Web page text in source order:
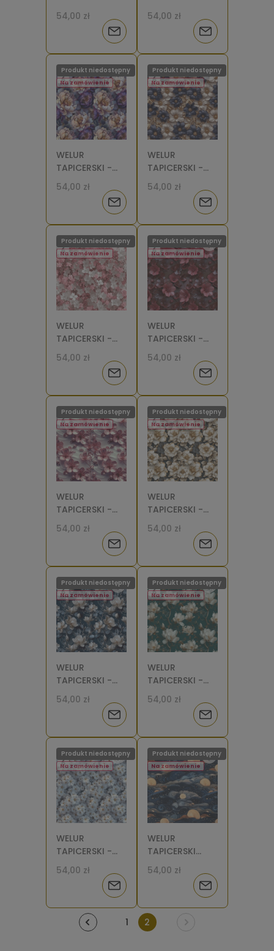
Narcyzy
papierowe [6]
54,00 zł
Powiadom
o
dostępności
Narcyzy [6]
54,00 zł
Powiadom
o
dostępności
WELUR
TAPICERSKI -
Malowane
piwonie
fioletowe [6-8]
54,00 zł
Na zamówienie
Produkt niedostępny
Powiadom
o
dostępności
WELUR
TAPICERSKI -
Lukrowe kwiatki
[6]
54,00 zł
Na zamówienie
Produkt niedostępny
Powiadom
o
dostępności
WELUR
TAPICERSKI -
Kwitnące wiśnie
[6]
54,00 zł
Na zamówienie
Produkt niedostępny
Powiadom
o
dostępności
WELUR
TAPICERSKI -
Kwiaty wiśni 3D
2 [6]
54,00 zł
Na zamówienie
Produkt niedostępny
Powiadom
o
dostępności
WELUR
TAPICERSKI -
Kwiaty wiśni 3D
[6]
54,00 zł
Na zamówienie
Produkt niedostępny
Powiadom
o
dostępności
WELUR
TAPICERSKI -
Kwiaty 3D
beżowo złote
54,00 zł
Na zamówienie
Produkt niedostępny
Powiadom
o
dostępności
WELUR
TAPICERSKI -
Kwiat magnolii
3D [6]
54,00 zł
Na zamówienie
Produkt niedostępny
Powiadom
o
dostępności
WELUR
TAPICERSKI -
Gałązki
magnolii 3D [6]
54,00 zł
Na zamówienie
Produkt niedostępny
Powiadom
o
dostępności
WELUR
TAPICERSKI -
Białe kwiaty [6]
54,00 zł
Na zamówienie
Produkt niedostępny
Powiadom
o
dostępności
WELUR
TAPICERSKI
Nocne niebo
[6-8]
54,00 zł
Na zamówienie
Produkt niedostępny
Powiadom
o
1 2